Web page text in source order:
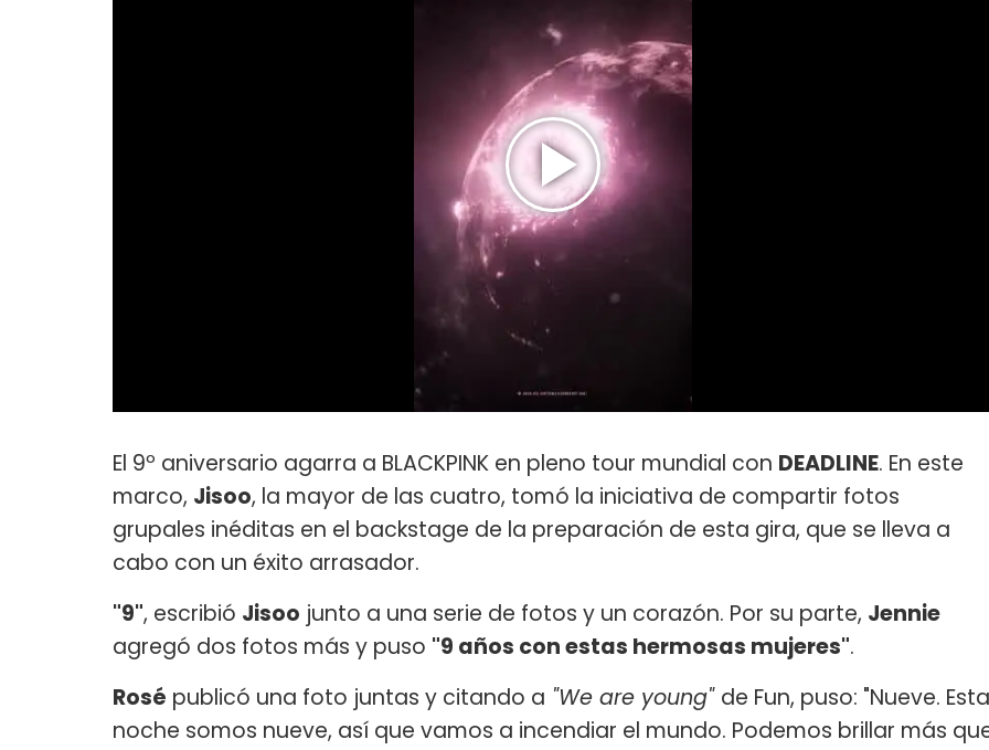
El 9º aniversario agarra a BLACKPINK en pleno tour mundial con DEADLINE. En este
marco, Jisoo, la mayor de las cuatro, tomó la iniciativa de compartir fotos
grupales inéditas en el backstage de la preparación de esta gira, que se lleva a
cabo con un éxito arrasador.
"9", escribió Jisoo junto a una serie de fotos y un corazón. Por su parte, Jennie
agregó dos fotos más y puso "9 años con estas hermosas mujeres".
Rosé publicó una foto juntas y citando a "We are young" de Fun, puso: "Nueve. Esta
noche somos nueve, así que vamos a incendiar el mundo. Podemos brillar más